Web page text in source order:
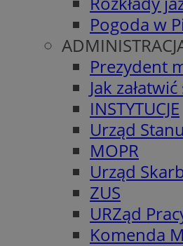
Pogoda w
Prezydent
Jak
INSTYTUCJE
Urząd
MOPR
Urząd
ZUS
URZąd
Komenda